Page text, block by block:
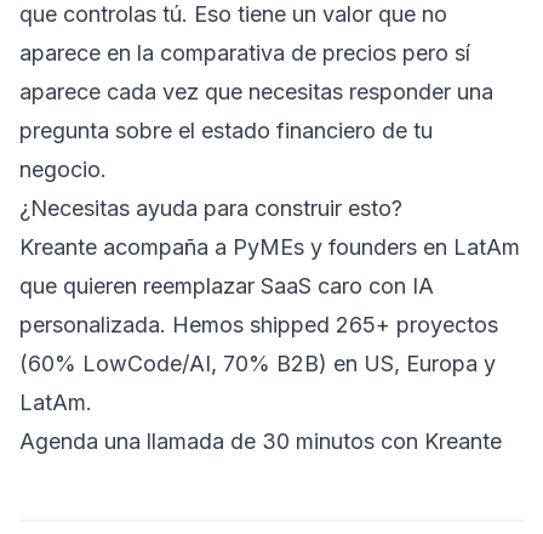
que controlas tú. Eso tiene un valor que no
aparece en la comparativa de precios pero sí
aparece cada vez que necesitas responder una
pregunta sobre el estado financiero de tu
negocio.
¿Necesitas ayuda para construir esto?
Kreante acompaña a PyMEs y founders en LatAm
que quieren reemplazar SaaS caro con IA
personalizada. Hemos shipped 265+ proyectos
(60% LowCode/AI, 70% B2B) en US, Europa y
LatAm.
Agenda una llamada de 30 minutos con Kreante